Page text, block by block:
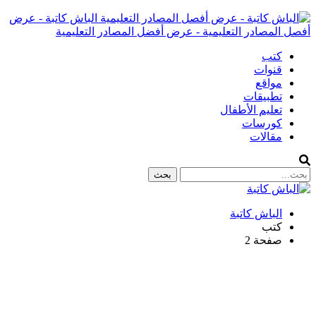
الباش كاتبة - عرض
أفصل المصادر التعليمية - عرض أفضل المصادر التعليمية
كتب
قنوات
مواقع
تطبيقات
تعليم الأطفال
كورسات
مقالات
الباش كاتبة
كتب
صفحة 2